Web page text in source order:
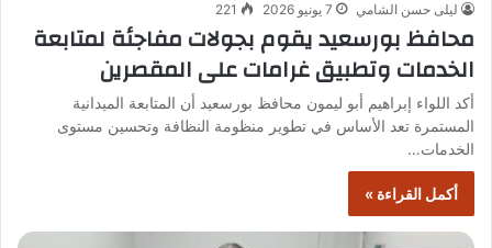
ليلى حسن الشامي 7 يونيو 2026 221
محافظ بورسعيد يقوم بجولات مفاجئة لمتابعة
الخدمات وتطبيق غرامات على المقصرين
أكد اللواء إبراهيم أبو ليمون محافظ بورسعيد أن المتابعة الميدانية
المستمرة تعد الأساس في تطوير منظومة النظافة وتحسين مستوى
الخدمات…
أكمل القراءة »